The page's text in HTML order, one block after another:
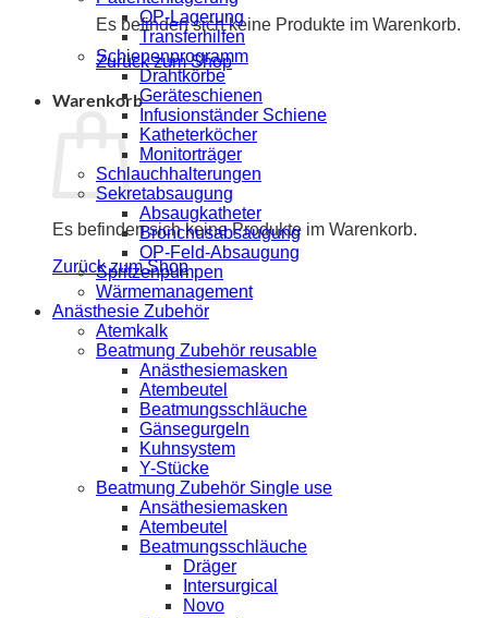
Es befinden sich keine Produkte im Warenkorb.
Zurück zum Shop
Warenkorb
Es befinden sich keine Produkte im Warenkorb.
Zurück zum Shop
OP-Lagerung
Transferhilfen
Schienenprogramm
Drahtkörbe
Geräteschienen
Infusionständer Schiene
Katheterköcher
Monitorträger
Schlauchhalterungen
Sekretabsaugung
Absaugkatheter
Bronchusabsaugung
OP-Feld-Absaugung
Spritzenpumpen
Wärmemanagement
Anästhesie Zubehör
Atemkalk
Beatmung Zubehör reusable
Anästhesiemasken
Atembeutel
Beatmungsschläuche
Gänsegurgeln
Kuhnsystem
Y-Stücke
Beatmung Zubehör Single use
Ansäthesiemasken
Atembeutel
Beatmungsschläuche
Dräger
Intersurgical
Novo